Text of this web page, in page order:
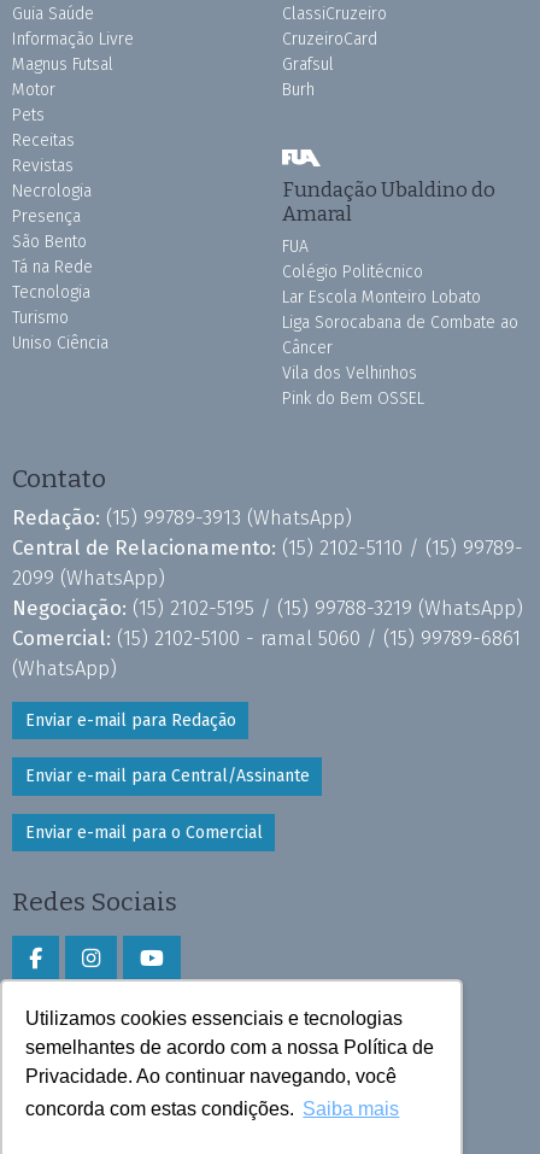
Utilizamos cookies essenciais e tecnologias
semelhantes de acordo com a nossa Política de
Privacidade. Ao continuar navegando, você
concorda com estas condições. Saiba mais
Guia Saúde
Informação Livre
Magnus Futsal
Motor
Pets
Receitas
Revistas
Necrologia
Presença
São Bento
Tá na Rede
Tecnologia
Turismo
Uniso Ciência
ClassiCruzeiro
CruzeiroCard
Grafsul
Burh
Fundação Ubaldino do
Amaral
FUA
Colégio Politécnico
Lar Escola Monteiro Lobato
Liga Sorocabana de Combate ao
Câncer
Vila dos Velhinhos
Pink do Bem OSSEL
Contato
Redação: (15) 99789-3913 (WhatsApp)
Central de Relacionamento: (15) 2102-5110 / (15) 99789-
2099 (WhatsApp)
Negociação: (15) 2102-5195 / (15) 99788-3219 (WhatsApp)
Comercial: (15) 2102-5100 - ramal 5060 / (15) 99789-6861
(WhatsApp)
Enviar e-mail para Redação
Enviar e-mail para Central/Assinante
Enviar e-mail para o Comercial
Redes Sociais
Faça download do aplicativo
Play Store e App Store